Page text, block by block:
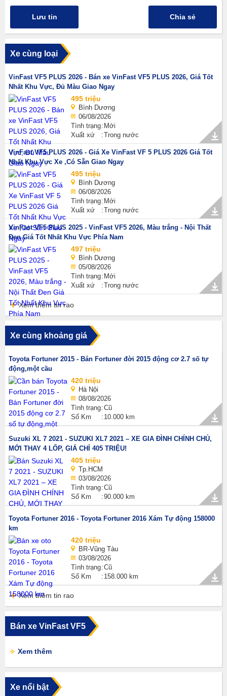
Lưu tin Chia sẻ
Xe cùng loại
VinFast VF5 PLUS 2026 - Bán xe VinFast VF5 PLUS 2026, Giá Tốt
Nhất Khu Vực, Đủ Màu Giao Ngay
495 triệu
Bình Dương
06/08/2026
Tình trạng Mới
Xuất xứ
Trong nước
VinFast VF5 PLUS 2026 - Giá Xe VinFast VF 5 PLUS 2026 Giá Tốt
Nhất Khu Vực Xe ,Có Sẵn Giao Ngay
495 triệu
Bình Dương
06/08/2026
Tình trạng Mới
Xuất xứ
Trong nước
VinFast VF5 PLUS 2025 - VinFast VF5 2026, Màu trắng - Nội Thất
Đen Giá Tốt Nhất Khu Vực Phía Nam
497 triệu
Bình Dương
05/08/2026
Tình trạng Mới
Xuất xứ
Trong nước
Xem thêm tin rao
Xe cùng khoảng giá
Toyota Fortuner 2015 - Bán Fortuner đời 2015 động cơ 2.7 số tự
động,một cầu
420 triệu
Hà Nội
08/08/2026
Tình trạng Cũ
Số Km
10.000 km
Suzuki XL 7 2021 - SUZUKI XL7 2021 – XE GIA ĐÌNH CHÍNH CHỦ,
MỚI THAY 4 LỐP, GIÁ CHỈ 405 TRIỆU!
405 triệu
Tp.HCM
03/08/2026
Tình trạng Cũ
Số Km
90.000 km
Toyota Fortuner 2016 - Toyota Fortuner 2016 Xám Tự động 158000
km
420 triệu
BR-Vũng Tàu
03/08/2026
Tình trạng Cũ
Số Km
158.000 km
Xem thêm tin rao
Bán xe VinFast VF5
Xem thêm
Xe nổi bật